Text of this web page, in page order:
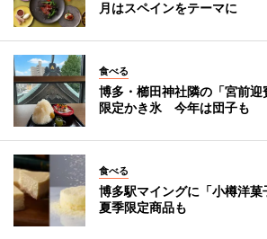
月はスペインをテーマに
食べる
博多・櫛田神社隣の「宮前
限定かき氷 今年は団子も
食べる
博多駅マイングに「小樽洋
夏季限定商品も